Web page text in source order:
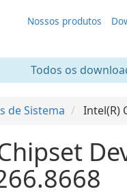
Nossos produtos
Todos os
de Sistema Intel(R)